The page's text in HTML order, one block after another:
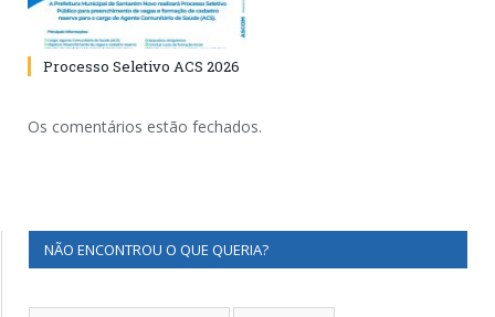
Processo Seletivo ACS 2026
Os comentários estão fechados.
NÃO ENCONTROU O QUE QUERIA?